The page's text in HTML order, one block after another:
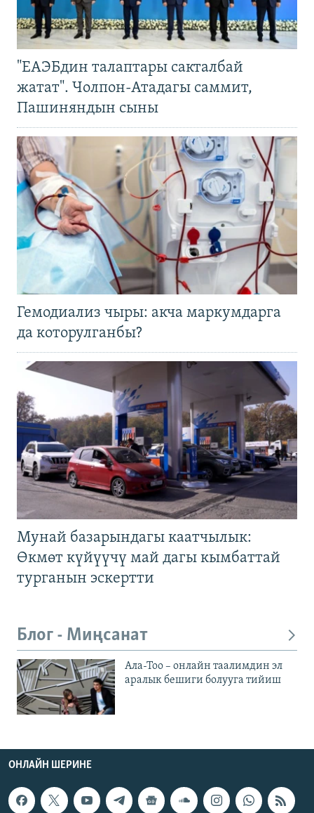
"ЕАЭБдин талаптары сакталбай
жатат". Чолпон-Атадагы саммит,
Пашиняндын сыны
Гемодиализ чыры: акча маркумдарга
да которулганбы?
Мунай базарындагы каатчылык:
Өкмөт күйүүчү май дагы кымбаттай
турганын эскертти
Блог - Миңсанат
Ала-Тоо – онлайн таалимдин эл
аралык бешиги болууга тийиш
ОНЛАЙН ШЕРИНЕ